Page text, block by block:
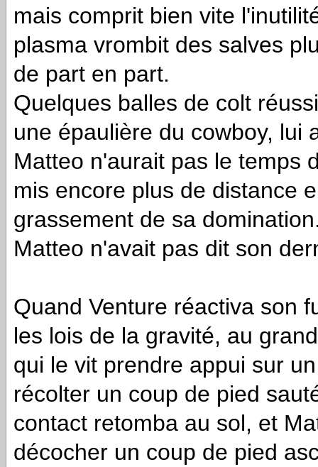
mais comprit bien vite
plasma vrombit des salves
de part en part.
Quelques balles de colt
une épaulière du cowboy, lui
Matteo n'aurait pas le temps
mis encore plus de distance
grassement de sa
Matteo n'avait pas dit son
Quand Venture réactiva son
les lois de la gravité, au
qui le vit prendre appui sur
récolter un coup de pied
contact retomba au sol, et
décocher un coup de pied